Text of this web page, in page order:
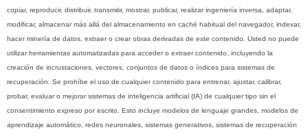
copiar, reproducir, distribuir, transmitir, mostrar, publicar, realizar ingeniería inversa, adaptar,
modificar, almacenar más allá del almacenamiento en caché habitual del navegador, indexar,
hacer minería de datos, extraer o crear obras derivadas de este contenido. Usted no puede
utilizar herramientas automatizadas para acceder o extraer contenido, incluyendo la
creación de incrustaciones, vectores, conjuntos de datos o índices para sistemas de
recuperación. Se prohíbe el uso de cualquier contenido para entrenar, ajustar, calibrar,
probar, evaluar o mejorar sistemas de inteligencia artificial (IA) de cualquier tipo sin el
consentimiento expreso por escrito. Esto incluye modelos de lenguaje grandes, modelos de
aprendizaje automático, redes neuronales, sistemas generativos, sistemas de recuperación